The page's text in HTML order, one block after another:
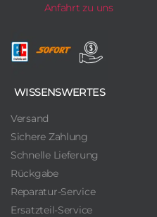
Anfahrt zu uns
WISSENSWERTES
Versand
Sichere Zahlung
Schnelle Lieferung
Rückgabe
Reparatur-Service
Ersatzteil-Service